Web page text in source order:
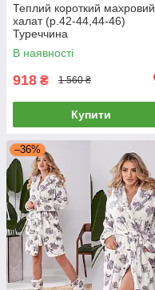
Теплий короткий махровий
халат (р.42-44,44-46)
Туреччина
В наявності
918 ₴ 1 560 ₴
Купити
–36%